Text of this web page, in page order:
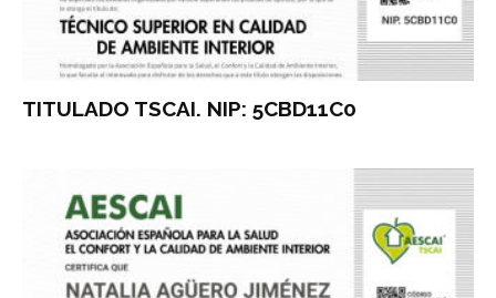
TITULADO TSCAI. NIP: 5CBD11C0